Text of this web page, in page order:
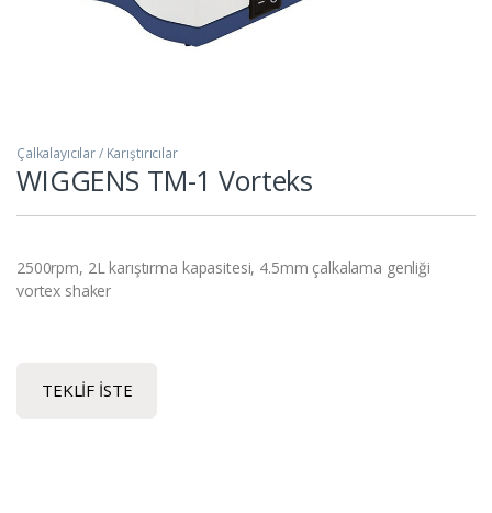
Çalkalayıcılar / Karıştırıcılar
WIGGENS TM-1 Vorteks
2500rpm, 2L karıştırma kapasitesi, 4.5mm çalkalama genliği
vortex shaker
TEKLIF İSTE